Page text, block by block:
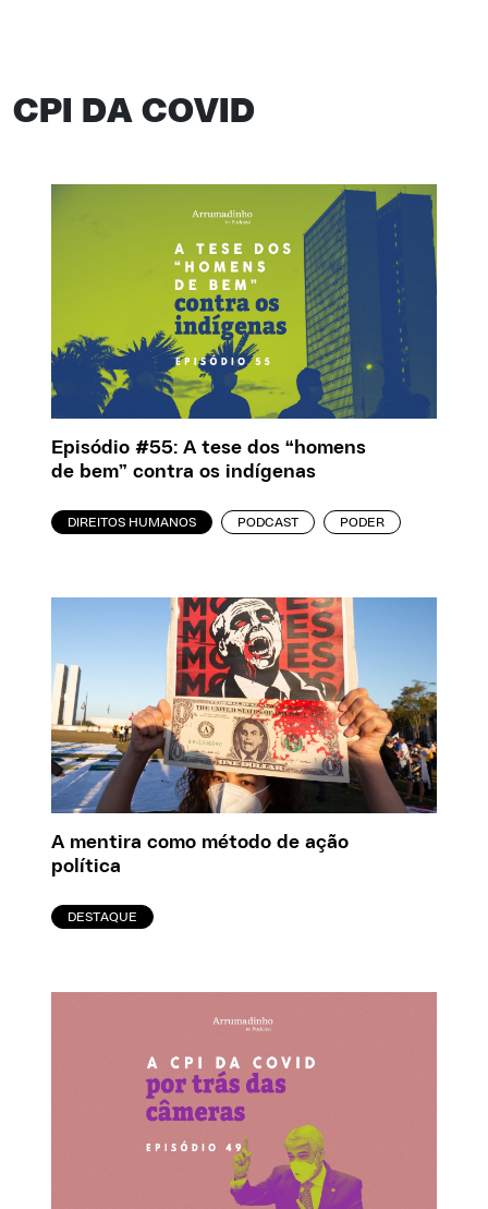
CPI DA COVID
Episódio #55: A tese dos “homens
de bem” contra os indígenas
DIREITOS HUMANOS PODCAST PODER
A mentira como método de ação
política
DESTAQUE